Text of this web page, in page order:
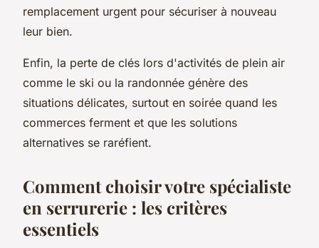
remplacement urgent pour sécuriser à nouveau
leur bien.
Enfin, la perte de clés lors d'activités de plein air
comme le ski ou la randonnée génère des
situations délicates, surtout en soirée quand les
commerces ferment et que les solutions
alternatives se raréfient.
Comment choisir votre spécialiste
en serrurerie : les critères
essentiels